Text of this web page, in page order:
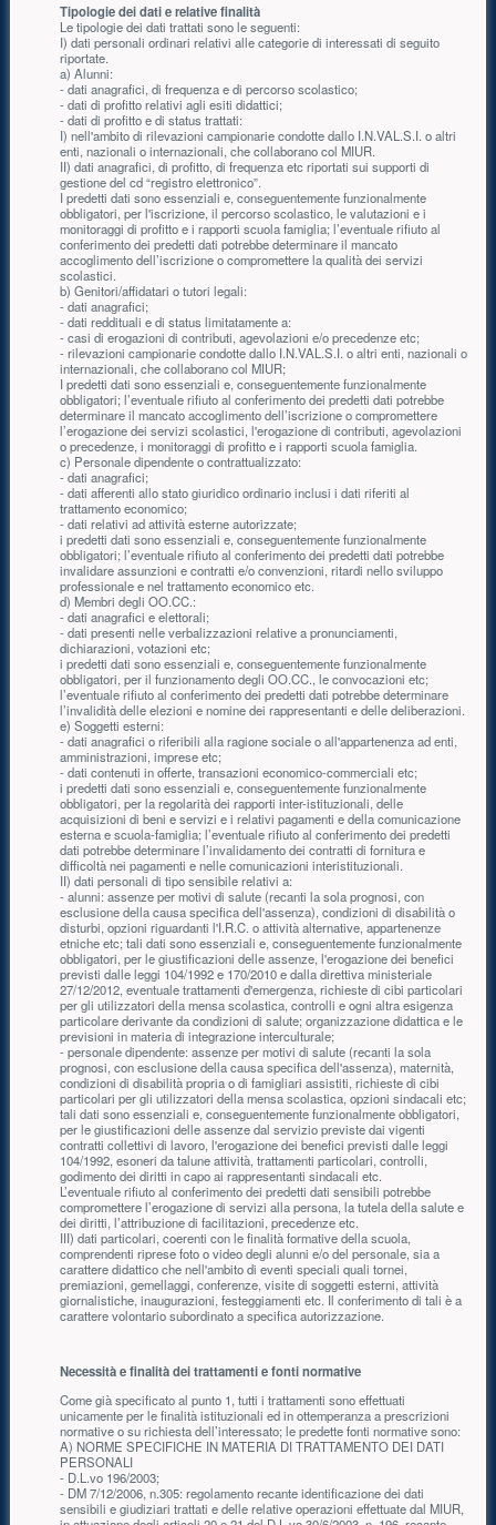
Tipologie dei dati e relative finalità
Le tipologie dei dati trattati sono le seguenti:
I) dati personali ordinari relativi alle categorie di interessati di seguito
riportate.
a) Alunni:
- dati anagrafici, di frequenza e di percorso scolastico;
- dati di profitto relativi agli esiti didattici;
- dati di profitto e di status trattati:
I) nell'ambito di rilevazioni campionarie condotte dallo I.N.VAL.S.I. o altri
enti, nazionali o internazionali, che collaborano col MIUR.
II) dati anagrafici, di profitto, di frequenza etc riportati sui supporti di
gestione del cd “registro elettronico”.
I predetti dati sono essenziali e, conseguentemente funzionalmente
obbligatori, per l'iscrizione, il percorso scolastico, le valutazioni e i
monitoraggi di profitto e i rapporti scuola famiglia; l’eventuale rifiuto al
conferimento dei predetti dati potrebbe determinare il mancato
accoglimento dell’iscrizione o compromettere la qualità dei servizi
scolastici.
b) Genitori/affidatari o tutori legali:
- dati anagrafici;
- dati reddituali e di status limitatamente a:
- casi di erogazioni di contributi, agevolazioni e/o precedenze etc;
- rilevazioni campionarie condotte dallo I.N.VAL.S.I. o altri enti, nazionali o
internazionali, che collaborano col MIUR;
I predetti dati sono essenziali e, conseguentemente funzionalmente
obbligatori; l’eventuale rifiuto al conferimento dei predetti dati potrebbe
determinare il mancato accoglimento dell’iscrizione o compromettere
l’erogazione dei servizi scolastici, l'erogazione di contributi, agevolazioni
o precedenze, i monitoraggi di profitto e i rapporti scuola famiglia.
c) Personale dipendente o contrattualizzato:
- dati anagrafici;
- dati afferenti allo stato giuridico ordinario inclusi i dati riferiti al
trattamento economico;
- dati relativi ad attività esterne autorizzate;
i predetti dati sono essenziali e, conseguentemente funzionalmente
obbligatori; l’eventuale rifiuto al conferimento dei predetti dati potrebbe
invalidare assunzioni e contratti e/o convenzioni, ritardi nello sviluppo
professionale e nel trattamento economico etc.
d) Membri degli OO.CC.:
- dati anagrafici e elettorali;
- dati presenti nelle verbalizzazioni relative a pronunciamenti,
dichiarazioni, votazioni etc;
i predetti dati sono essenziali e, conseguentemente funzionalmente
obbligatori, per il funzionamento degli OO.CC., le convocazioni etc;
l’eventuale rifiuto al conferimento dei predetti dati potrebbe determinare
l’invalidità delle elezioni e nomine dei rappresentanti e delle deliberazioni.
e) Soggetti esterni:
- dati anagrafici o riferibili alla ragione sociale o all'appartenenza ad enti,
amministrazioni, imprese etc;
- dati contenuti in offerte, transazioni economico-commerciali etc;
i predetti dati sono essenziali e, conseguentemente funzionalmente
obbligatori, per la regolarità dei rapporti inter-istituzionali, delle
acquisizioni di beni e servizi e i relativi pagamenti e della comunicazione
esterna e scuola-famiglia; l’eventuale rifiuto al conferimento dei predetti
dati potrebbe determinare l’invalidamento dei contratti di fornitura e
difficoltà nei pagamenti e nelle comunicazioni interistituzionali.
II) dati personali di tipo sensibile relativi a:
- alunni: assenze per motivi di salute (recanti la sola prognosi, con
esclusione della causa specifica dell'assenza), condizioni di disabilità o
disturbi, opzioni riguardanti l'I.R.C. o attività alternative, appartenenze
etniche etc; tali dati sono essenziali e, conseguentemente funzionalmente
obbligatori, per le giustificazioni delle assenze, l'erogazione dei benefici
previsti dalle leggi 104/1992 e 170/2010 e dalla direttiva ministeriale
27/12/2012, eventuale trattamenti d'emergenza, richieste di cibi particolari
per gli utilizzatori della mensa scolastica, controlli e ogni altra esigenza
particolare derivante da condizioni di salute; organizzazione didattica e le
previsioni in materia di integrazione interculturale;
- personale dipendente: assenze per motivi di salute (recanti la sola
prognosi, con esclusione della causa specifica dell'assenza), maternità,
condizioni di disabilità propria o di famigliari assistiti, richieste di cibi
particolari per gli utilizzatori della mensa scolastica, opzioni sindacali etc;
tali dati sono essenziali e, conseguentemente funzionalmente obbligatori,
per le giustificazioni delle assenze dal servizio previste dai vigenti
contratti collettivi di lavoro, l'erogazione dei benefici previsti dalle leggi
104/1992, esoneri da talune attività, trattamenti particolari, controlli,
godimento dei diritti in capo ai rappresentanti sindacali etc.
L’eventuale rifiuto al conferimento dei predetti dati sensibili potrebbe
compromettere l’erogazione di servizi alla persona, la tutela della salute e
dei diritti, l’attribuzione di facilitazioni, precedenze etc.
III) dati particolari, coerenti con le finalità formative della scuola,
comprendenti riprese foto o video degli alunni e/o del personale, sia a
carattere didattico che nell'ambito di eventi speciali quali tornei,
premiazioni, gemellaggi, conferenze, visite di soggetti esterni, attività
giornalistiche, inaugurazioni, festeggiamenti etc. Il conferimento di tali è a
carattere volontario subordinato a specifica autorizzazione.
Necessità e finalità dei trattamenti e fonti normative
Come già specificato al punto 1, tutti i trattamenti sono effettuati
unicamente per le finalità istituzionali ed in ottemperanza a prescrizioni
normative o su richiesta dell’interessato; le predette fonti normative sono:
A) NORME SPECIFICHE IN MATERIA DI TRATTAMENTO DEI DATI
PERSONALI
- D.L.vo 196/2003;
- DM 7/12/2006, n.305: regolamento recante identificazione dei dati
sensibili e giudiziari trattati e delle relative operazioni effettuate dal MIUR,